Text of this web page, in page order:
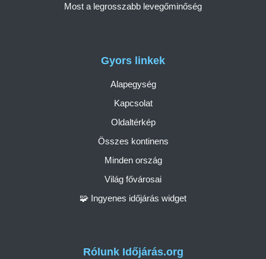
Rólunk Időjárás.org
Gyors linkek
Alapegység
Kapcsolat
Oldaltérkép
Összes kontinens
Minden ország
Világ fővárosai
🧩 Ingyenes időjárás widget
Most a legrosszabb levegőminőség